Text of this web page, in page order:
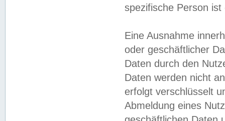
spezifische Person
Eine Ausnahme
oder geschäftlicher
Daten durch den
Daten werden nicht
erfolgt verschlüsselt
Abmeldung eines